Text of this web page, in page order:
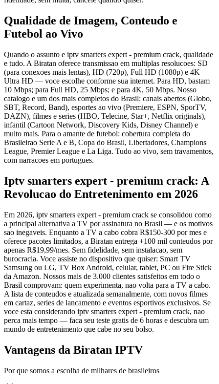
Qualidade de Imagem, Conteudo e
Futebol ao Vivo
Quando o assunto e iptv smarters expert - premium crack, qualidade
e tudo. A Biratan oferece transmissao em multiplas resolucoes: SD
(para conexoes mais lentas), HD (720p), Full HD (1080p) e 4K
Ultra HD — voce escolhe conforme sua internet. Para HD, bastam
10 Mbps; para Full HD, 25 Mbps; e para 4K, 50 Mbps. Nosso
catalogo e um dos mais completos do Brasil: canais abertos (Globo,
SBT, Record, Band), esportes ao vivo (Premiere, ESPN, SporTV,
DAZN), filmes e series (HBO, Telecine, Star+, Netflix originals),
infantil (Cartoon Network, Discovery Kids, Disney Channel) e
muito mais. Para o amante de futebol: cobertura completa do
Brasileirao Serie A e B, Copa do Brasil, Libertadores, Champions
League, Premier League e La Liga. Tudo ao vivo, sem travamentos,
com narracoes em portugues.
Iptv smarters expert - premium crack: A
Revolucao do Entretenimento em 2026
Em 2026, iptv smarters expert - premium crack se consolidou como
a principal alternativa a TV por assinatura no Brasil — e os motivos
sao inegaveis. Enquanto a TV a cabo cobra R$150-300 por mes e
oferece pacotes limitados, a Biratan entrega +100 mil conteudos por
apenas R$19,99/mes. Sem fidelidade, sem instalacao, sem
burocracia. Voce assiste no dispositivo que quiser: Smart TV
Samsung ou LG, TV Box Android, celular, tablet, PC ou Fire Stick
da Amazon. Nossos mais de 3.000 clientes satisfeitos em todo o
Brasil comprovam: quem experimenta, nao volta para a TV a cabo.
A lista de conteudos e atualizada semanalmente, com novos filmes
em cartaz, series de lancamento e eventos esportivos exclusivos. Se
voce esta considerando iptv smarters expert - premium crack, nao
perca mais tempo — faca seu teste gratis de 6 horas e descubra um
mundo de entretenimento que cabe no seu bolso.
Vantagens da Biratan IPTV
Por que somos a escolha de milhares de brasileiros